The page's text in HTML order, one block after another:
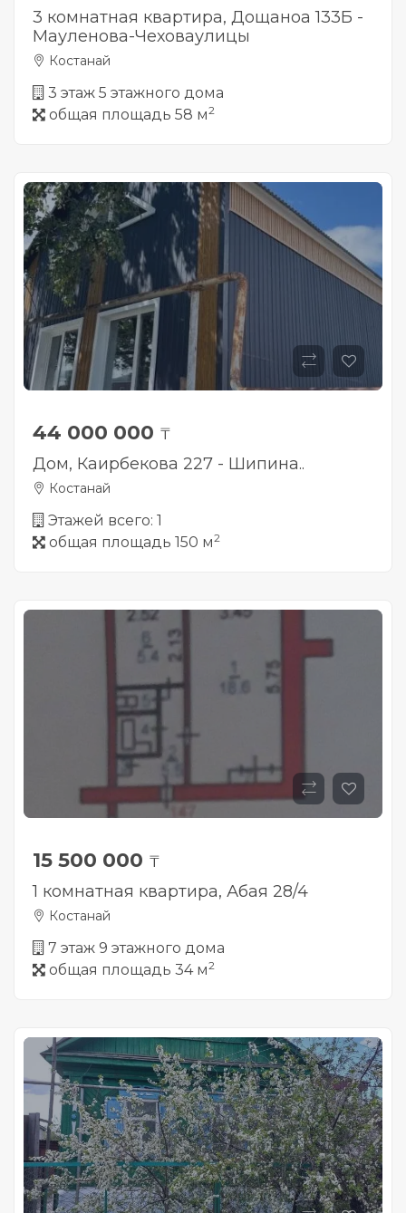
3 комнатная квартира, Дощаноа 133Б -
Мауленова-Чеховаулицы
Костанай
3 этаж 5 этажного дома
общая площадь 58 м2
44 000 000 ₸
Дом, Каирбекова 227 - Шипина..
Костанай
Этажей всего: 1
общая площадь 150 м2
15 500 000 ₸
1 комнатная квартира, Абая 28/4
Костанай
7 этаж 9 этажного дома
общая площадь 34 м2